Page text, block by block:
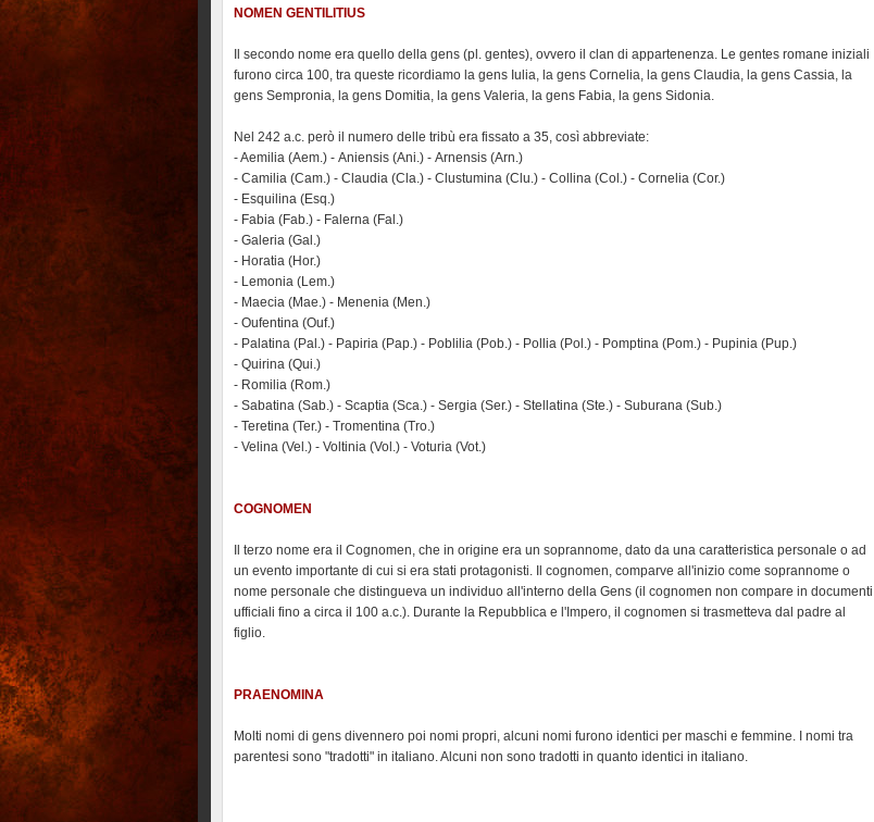
NOMEN GENTILITIUS
Il secondo nome era quello della gens (pl. gentes), ovvero il clan di appartenenza. Le gentes romane iniziali
furono circa 100, tra queste ricordiamo la gens Iulia, la gens Cornelia, la gens Claudia, la gens Cassia, la
gens Sempronia, la gens Domitia, la gens Valeria, la gens Fabia, la gens Sidonia.
Nel 242 a.c. però il numero delle tribù era fissato a 35, così abbreviate:
- Aemilia (Aem.) - Aniensis (Ani.) - Arnensis (Arn.)
- Camilia (Cam.) - Claudia (Cla.) - Clustumina (Clu.) - Collina (Col.) - Cornelia (Cor.)
- Esquilina (Esq.)
- Fabia (Fab.) - Falerna (Fal.)
- Galeria (Gal.)
- Horatia (Hor.)
- Lemonia (Lem.)
- Maecia (Mae.) - Menenia (Men.)
- Oufentina (Ouf.)
- Palatina (Pal.) - Papiria (Pap.) - Poblilia (Pob.) - Pollia (Pol.) - Pomptina (Pom.) - Pupinia (Pup.)
- Quirina (Qui.)
- Romilia (Rom.)
- Sabatina (Sab.) - Scaptia (Sca.) - Sergia (Ser.) - Stellatina (Ste.) - Suburana (Sub.)
- Teretina (Ter.) - Tromentina (Tro.)
- Velina (Vel.) - Voltinia (Vol.) - Voturia (Vot.)
COGNOMEN
Il terzo nome era il Cognomen, che in origine era un soprannome, dato da una caratteristica personale o ad
un evento importante di cui si era stati protagonisti. Il cognomen, comparve all'inizio come soprannome o
nome personale che distingueva un individuo all'interno della Gens (il cognomen non compare in documenti
ufficiali fino a circa il 100 a.c.). Durante la Repubblica e l'Impero, il cognomen si trasmetteva dal padre al
figlio.
PRAENOMINA
Molti nomi di gens divennero poi nomi propri, alcuni nomi furono identici per maschi e femmine. I nomi tra
parentesi sono "tradotti" in italiano. Alcuni non sono tradotti in quanto identici in italiano.